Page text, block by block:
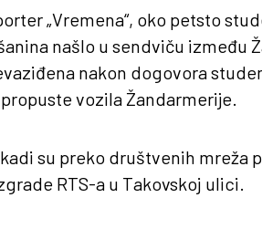
„Vremena“, oko petsto
našlo u sendviču između
nakon dogovora
vozila Žandarmerije.
su preko društvenih mreža
RTS-a u Takovskoj ulici.